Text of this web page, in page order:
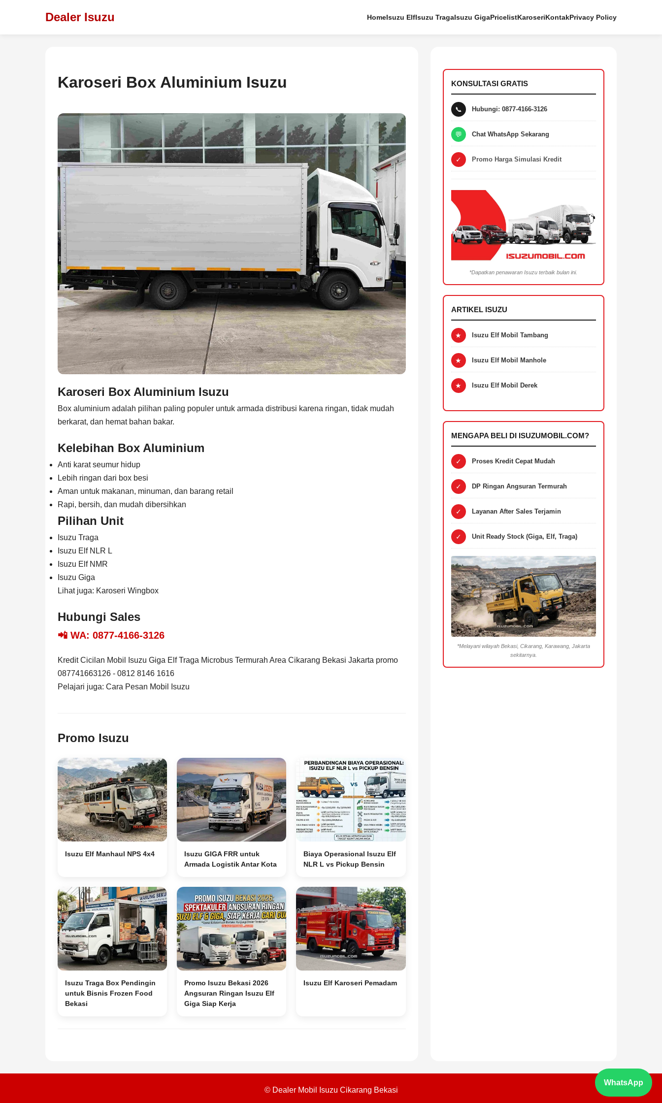
Dealer Isuzu HomeIsuzu ElfIsuzu TragaIsuzu GigaPricelistKaroseriKontakPrivacy Policy
Karoseri Box Aluminium Isuzu
Karoseri Box Aluminium Isuzu
Box aluminium adalah pilihan paling populer untuk armada distribusi karena ringan, tidak mudah
berkarat, dan hemat bahan bakar.
Kelebihan Box Aluminium
Anti karat seumur hidup
Lebih ringan dari box besi
Aman untuk makanan, minuman, dan barang retail
Rapi, bersih, dan mudah dibersihkan
Pilihan Unit
Isuzu Traga
Isuzu Elf NLR L
Isuzu Elf NMR
Isuzu Giga
Lihat juga: Karoseri Wingbox
Hubungi Sales
📲 WA: 0877-4166-3126
Kredit Cicilan Mobil Isuzu Giga Elf Traga Microbus Termurah Area Cikarang Bekasi Jakarta promo
087741663126 - 0812 8146 1616
Pelajari juga: Cara Pesan Mobil Isuzu
Promo Isuzu
Isuzu Elf Manhaul NPS 4x4
Isuzu GIGA FRR untuk
Armada Logistik Antar Kota
Biaya Operasional Isuzu Elf
NLR L vs Pickup Bensin
Isuzu Traga Box Pendingin
untuk Bisnis Frozen Food
Bekasi
Promo Isuzu Bekasi 2026
Angsuran Ringan Isuzu Elf
Giga Siap Kerja
Isuzu Elf Karoseri Pemadam
KONSULTASI GRATIS
📞 Hubungi: 0877-4166-3126
💬 Chat WhatsApp Sekarang
✓ Promo Harga Simulasi Kredit
*Dapatkan penawaran Isuzu terbaik bulan ini.
ARTIKEL ISUZU
★ Isuzu Elf Mobil Tambang
★ Isuzu Elf Mobil Manhole
★ Isuzu Elf Mobil Derek
MENGAPA BELI DI ISUZUMOBIL.COM?
✓ Proses Kredit Cepat Mudah
✓ DP Ringan Angsuran Termurah
✓ Layanan After Sales Terjamin
✓ Unit Ready Stock (Giga, Elf, Traga)
*Melayani wilayah Bekasi, Cikarang, Karawang, Jakarta
sekitarnya.
© Dealer Mobil Isuzu Cikarang Bekasi
WhatsApp